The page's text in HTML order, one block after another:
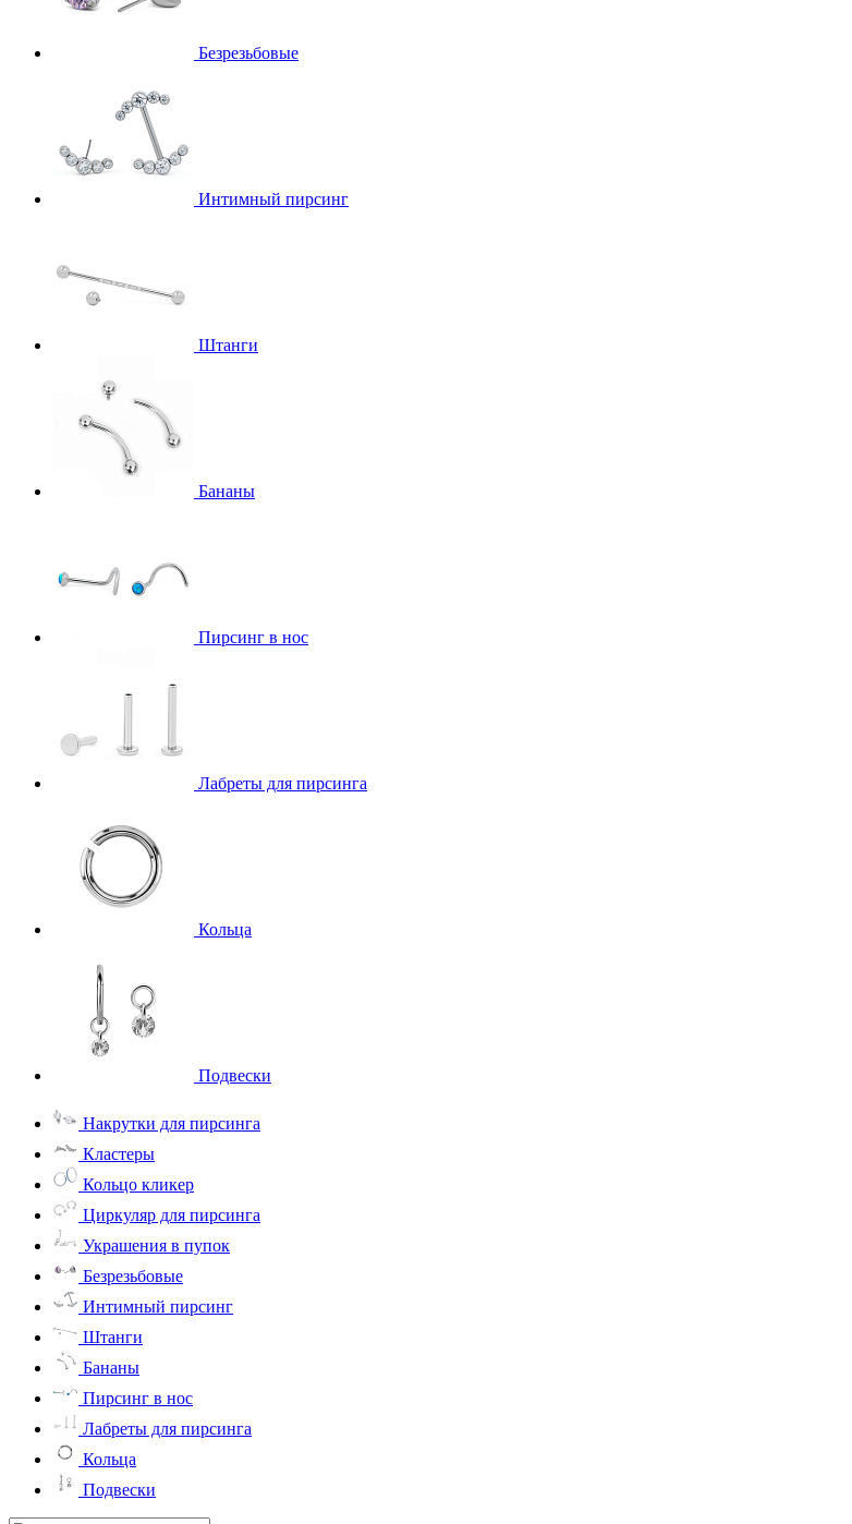
Безрезьбовые
Интимный пирсинг
Штанги
Бананы
Пирсинг в нос
Лабреты для пирсинга
Кольца
Подвески
Накрутки для пирсинга
Кластеры
Кольцо кликер
Циркуляр для пирсинга
Украшения в пупок
Безрезьбовые
Интимный пирсинг
Штанги
Бананы
Пирсинг в нос
Лабреты для пирсинга
Кольца
Подвески